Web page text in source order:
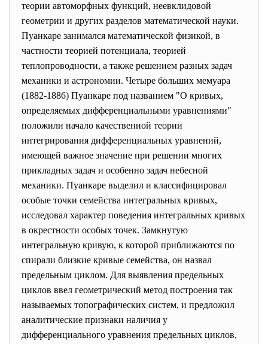
теории автоморфных функций, неевклидовой
геометрии и других разделов математической науки.
Пуанкаре занимался математической физикой, в
частности теорией потенциала, теорией
теплопроводности, а также решением разных задач
механики и астрономии. Четыре больших мемуара
(1882-1886) Пуанкаре под названием "О кривых,
определяемых дифференциальными уравнениями"
положили начало качественной теории
интегрирования дифференциальных уравнений,
имеющей важное значение при решении многих
прикладных задач и особенно задач небесной
механики. Пуанкаре выделил и классифицировал
особые точки семейства интегральных кривых,
исследовал характер поведения интегральных кривых
в окрестности особых точек. Замкнутую
интегральную кривую, к которой приближаются по
спирали близкие кривые семейства, он назвал
предельным циклом. Для выявления предельных
циклов ввел геометрический метод построения так
называемых топографических систем, и предложил
аналитические признаки наличия у
дифференциального уравнения предельных циклов,